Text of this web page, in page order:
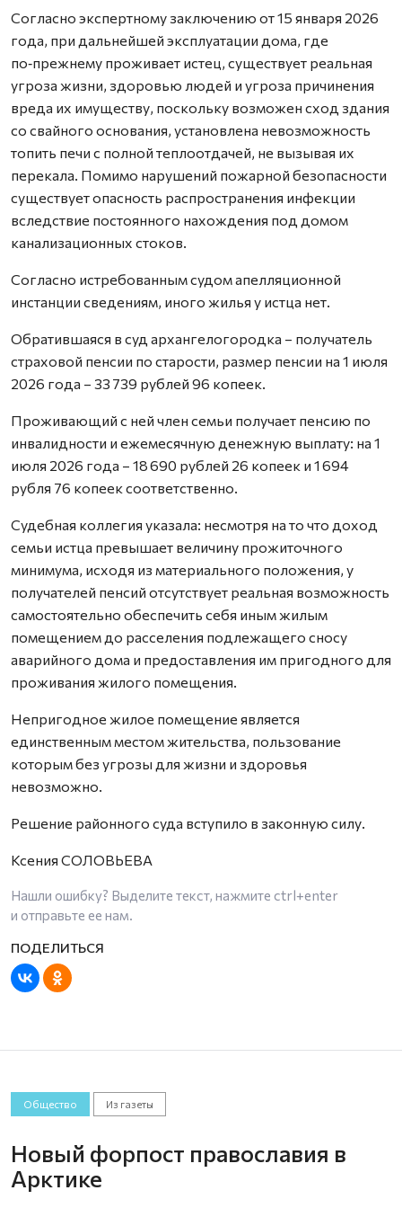
Согласно экспертному заключению от 15 января 2026
года, при дальнейшей эксплуатации дома, где
по‑прежнему проживает истец, существует реальная
угроза жизни, здоровью людей и угроза причинения
вреда их имуществу, поскольку возможен сход здания
со свайного основания, установлена невозможность
топить печи с полной теплоотдачей, не вызывая их
перекала. Помимо нарушений пожарной безопасности
существует опасность распространения инфекции
вследствие постоянного нахождения под домом
канализационных стоков.
Согласно истребованным судом апелляционной
инстанции сведениям, иного жилья у истца нет.
Обратившаяся в суд архангелогородка – получатель
страховой пенсии по старости, размер пенсии на 1 июля
2026 года – 33 739 рублей 96 копеек.
Проживающий с ней член семьи получает пенсию по
инвалидности и ежемесячную денежную выплату: на 1
июля 2026 года – 18 690 рублей 26 копеек и 1 694
рубля 76 копеек соответственно.
Судебная коллегия указала: несмотря на то что доход
семьи истца превышает величину прожиточного
минимума, исходя из материального положения, у
получателей пенсий отсутствует реальная возможность
самостоятельно обеспечить себя иным жилым
помещением до расселения подлежащего сносу
аварийного дома и предоставления им пригодного для
проживания жилого помещения.
Непригодное жилое помещение является
единственным местом жительства, пользование
которым без угрозы для жизни и здоровья
невозможно.
Решение районного суда вступило в законную силу.
Ксения СОЛОВЬЕВА
Нашли ошибку? Выделите текст, нажмите ctrl+enter
и отправьте ее нам.
Общество Из газеты
Новый форпост православия в
Арктике